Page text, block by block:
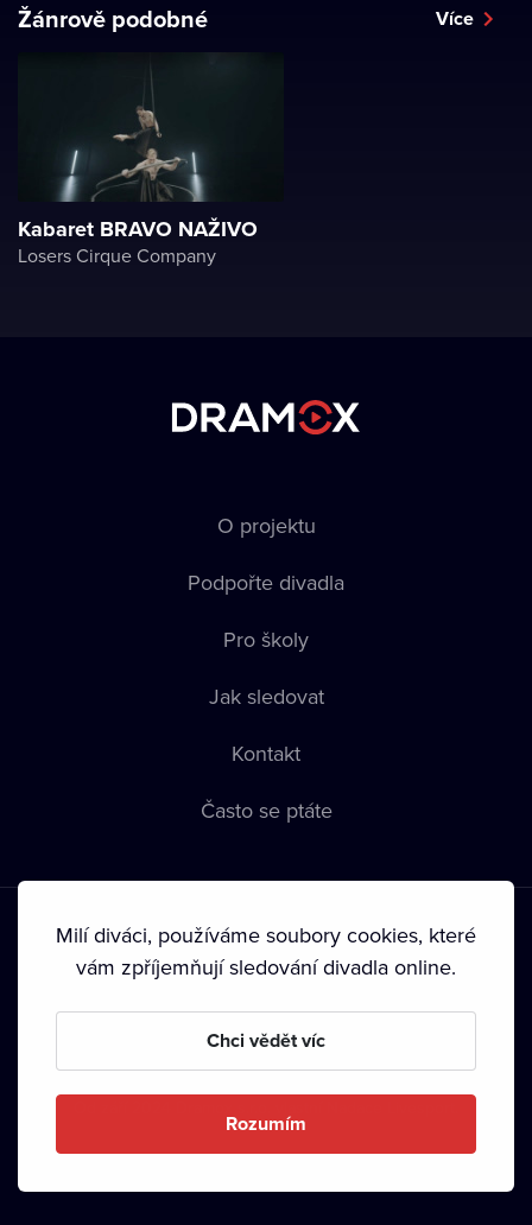
Žánrově podobné Více
Kabaret BRAVO NAŽIVO
Losers Cirque Company
O projektu
Podpořte divadla
Pro školy
Jak sledovat
Kontakt
Často se ptáte
Podmínky používání • Ochrana soukromí • Zásady používání
• Autorská práva•
Milí diváci, používáme soubory cookies, které
vám zpříjemňují sledování divadla online.
Chci vědět víc
Rozumím